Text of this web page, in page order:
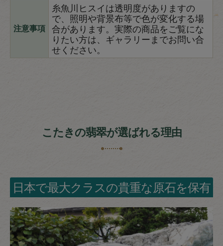
注意事項
糸魚川ヒスイは透明度がありますの
で、照明や背景布等で色が変化する場
合があります。実際の商品をご覧にな
りたい方は、ギャラリーまでお問い合
せください。
こたきの翡翠が選ばれる理由
日本で最大クラスの貴重な原石を保有